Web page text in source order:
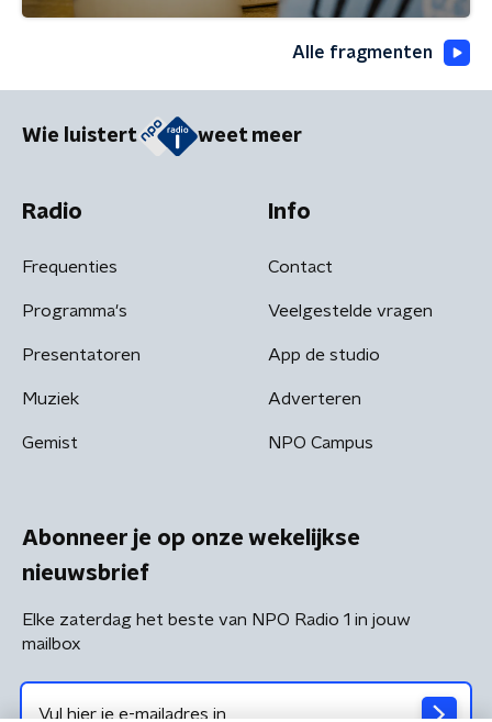
Alle fragmenten
Wie luistert weet meer
Radio
Frequenties
Programma's
Presentatoren
Muziek
Gemist
Info
Contact
Veelgestelde vragen
App de studio
Adverteren
NPO Campus
Abonneer je op onze wekelijkse
nieuwsbrief
Elke zaterdag het beste van NPO Radio 1 in jouw
mailbox